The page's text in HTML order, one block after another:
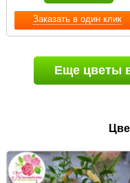
Заказать в один клик
Еще цветы